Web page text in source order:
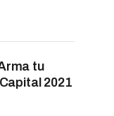
tu
2021